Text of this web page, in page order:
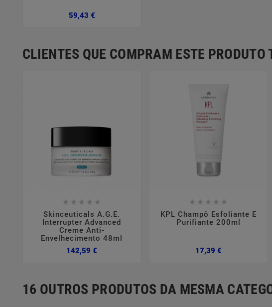
59,43 €Preço
CLIENTES QUE COMPRAM ESTE
    
Skinceuticals A.G.E.
Interrupter Advanced
Creme Anti-
Envelhecimento 48ml
142,59 €
    
KPL Champô Esfoliante E
Purifiante 200ml
17,39 €Preço
16 OUTROS PRODUTOS DA MESMA